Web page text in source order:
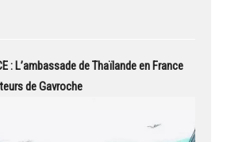
: L’ambassade de Thaïlande en France
de Gavroche